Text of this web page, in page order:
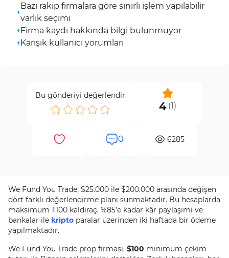
Bazı rakip firmalara göre sınırlı işlem yapılabilir
varlık seçimi
Firma kaydı hakkında bilgi bulunmuyor
Karışık kullanıcı yorumları
4 (1 )
Bu gönderiyi değerlendir
0 6285
We Fund You Trade, $25.000 ile $200.000 arasında değişen
dört farklı değerlendirme planı sunmaktadır. Bu hesaplarda
maksimum 1:100 kaldıraç, %85’e kadar kâr paylaşımı ve
bankalar ile kripto paralar üzerinden iki haftada bir ödeme
yapılmaktadır.
We Fund You Trade prop firması, $100 minimum çekim